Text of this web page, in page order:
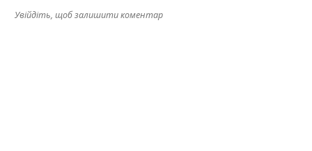
Увійдіть, щоб залишити коментар